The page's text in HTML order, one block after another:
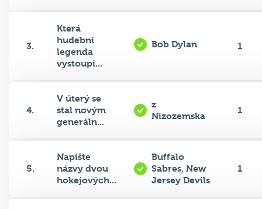
3.
Která
hudební
legenda
vystoupi...
Bob Dylan 1
4.
V úterý se
stal novým
generáln...
z
Nizozemska
1
5.
Napište
názvy dvou
hokejových...
Buffalo
Sabres, New
Jersey Devils
1